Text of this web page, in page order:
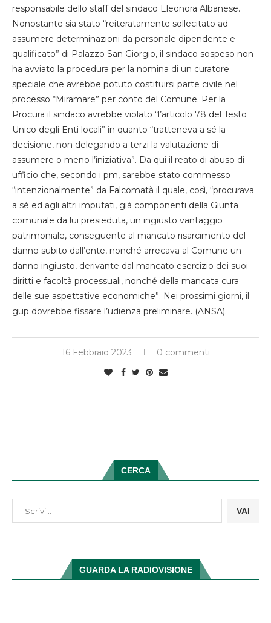
responsabile dello staff del sindaco Eleonora Albanese.
Nonostante sia stato “reiteratamente sollecitato ad
assumere determinazioni da personale dipendente e
qualificato” di Palazzo San Giorgio, il sindaco sospeso non
ha avviato la procedura per la nomina di un curatore
speciale che avrebbe potuto costituirsi parte civile nel
processo “Miramare” per conto del Comune. Per la
Procura il sindaco avrebbe violato “l’articolo 78 del Testo
Unico degli Enti locali” in quanto “tratteneva a sé la
decisione, non delegando a terzi la valutazione di
assumere o meno l’iniziativa”. Da qui il reato di abuso di
ufficio che, secondo i pm, sarebbe stato commesso
“intenzionalmente” da Falcomatà il quale, così, “procurava
a sé ed agli altri imputati, già componenti della Giunta
comunale da lui presieduta, un ingiusto vantaggio
patrimoniale, conseguente al mancato risarcimento del
danno subito dall’ente, nonché arrecava al Comune un
danno ingiusto, derivante dal mancato esercizio dei suoi
diritti e facoltà processuali, nonché della mancata cura
delle sue aspettative economiche”. Nei prossimi giorni, il
gup dovrebbe fissare l’udienza preliminare. (ANSA).
16 Febbraio 2023 0 commenti
CERCA
VAI
GUARDA LA RADIOVISIONE